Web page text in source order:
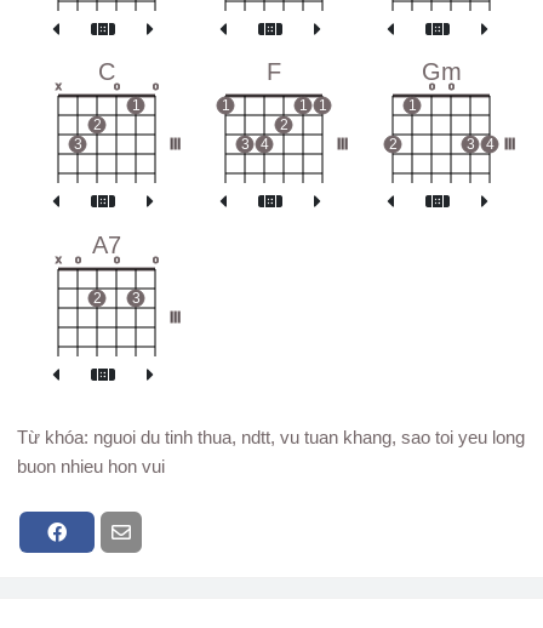
C
x
3
2
o
1
o
F
1
3 4
2
1 1
Gm
2
1
o o
3 4
A7
x o
2
o
3
o
Từ khóa: nguoi du tinh thua, ndtt, vu tuan khang, sao toi yeu long
buon nhieu hon vui